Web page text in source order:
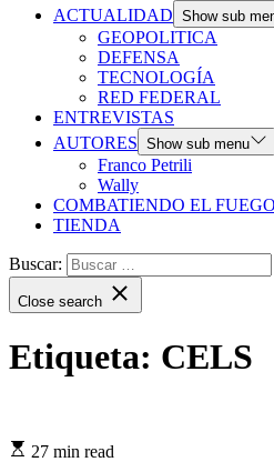
ACTUALIDAD Show sub
GEOPOLITICA
DEFENSA
TECNOLOGÍA
RED FEDERAL
ENTREVISTAS
AUTORES Show sub menu
Franco Petrili
Wally
COMBATIENDO EL FUEGO
TIENDA
Buscar:
Close search
Etiqueta: CELS
27 min read